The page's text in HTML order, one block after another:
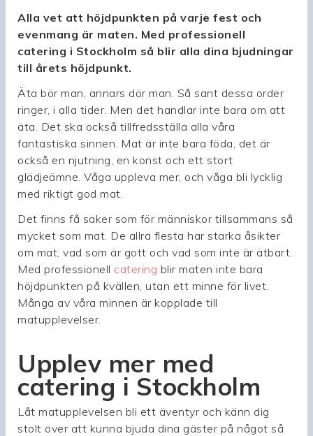
Alla vet att höjdpunkten på varje fest och
evenmang är maten. Med professionell
catering i Stockholm så blir alla dina bjudningar
till årets höjdpunkt.
Äta bör man, annars dör man. Så sant dessa order
ringer, i alla tider. Men det handlar inte bara om att
äta. Det ska också tillfredsställa alla våra
fantastiska sinnen. Mat är inte bara föda, det är
också en njutning, en konst och ett stort
glädjeämne. Våga uppleva mer, och våga bli lycklig
med riktigt god mat.
Det finns få saker som för människor tillsammans så
mycket som mat. De allra flesta har starka åsikter
om mat, vad som är gott och vad som inte är ätbart.
Med professionell catering blir maten inte bara
höjdpunkten på kvällen, utan ett minne för livet.
Många av våra minnen är kopplade till
matupplevelser.
Upplev mer med
catering i Stockholm
Låt matupplevelsen bli ett äventyr och känn dig
stolt över att kunna bjuda dina gäster på något så